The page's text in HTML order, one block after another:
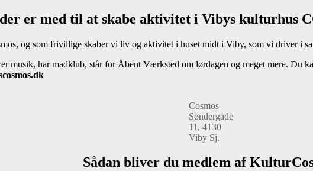
er med til at skabe aktivitet i Vibys kulturhus
og som frivillige skaber vi liv og aktivitet i huset midt i Viby, som vi driver i
musik, har madklub, står for Åbent Værksted om lørdagen og meget mere. Du
Cosmos
Søndergade
11, 4130
Viby Sj.
Sådan bliver du medlem af